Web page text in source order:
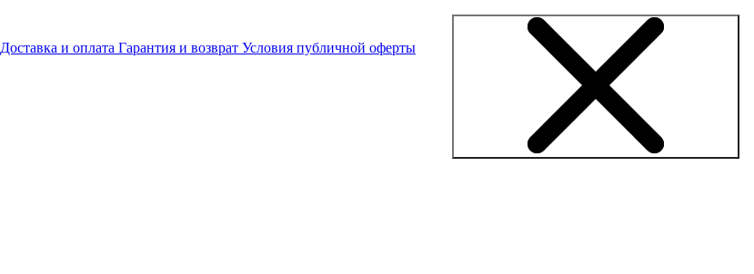
Доставка и оплата Гарантия и возврат Условия публичной оферты